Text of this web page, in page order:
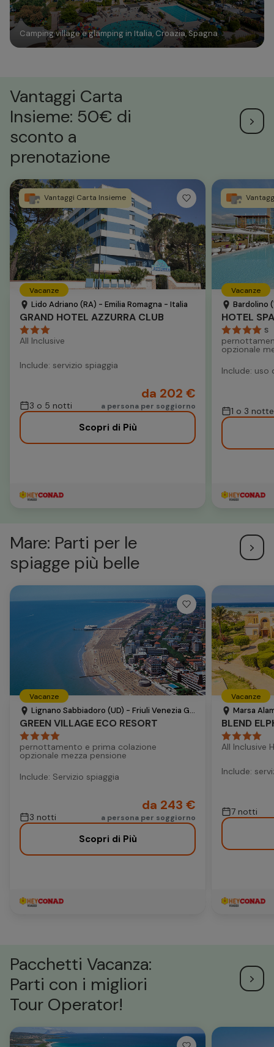
Camping village e glamping in Italia, Croazia, Spagna
Vantaggi Carta
Insieme: 50€ di
sconto a
prenotazione
Vantaggi Carta Insieme
Vacanze
Lido Adriano (RA) - Emilia Romagna - Italia
GRAND HOTEL AZZURRA CLUB
All Inclusive
Include: servizio spiaggia
3 o 5 notti
da 202 €
a persona per soggiorno
Scopri di Più
Vacanze
Bardolino
S
opzionale
Include: uso
1 o 3 notte
Mare: Parti per le
spiagge più belle
Vacanze
Lignano Sabbiadoro (UD) - Friuli Venezia Giulia - Italia
GREEN VILLAGE ECO RESORT
pernottamento e prima colazione
opzionale mezza pensione
Include: Servizio spiaggia
3 notti
da 243 €
a persona per soggiorno
Scopri di Più
Vacanze
Marsa
BLEND
All Inclusive
Include:
7 notti
Pacchetti Vacanza:
Parti con i migliori
Tour Operator!